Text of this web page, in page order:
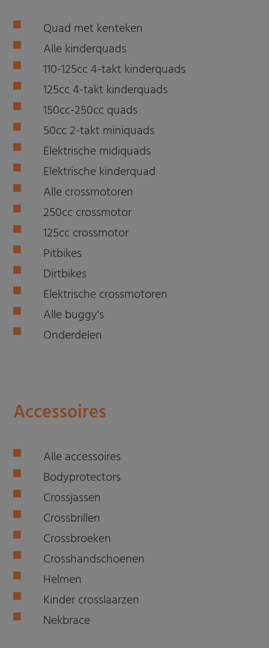
Quad met kenteken
Alle kinderquads
110-125cc 4-takt kinderquads
125cc 4-takt kinderquads
150cc-250cc quads
50cc 2-takt miniquads
Elektrische midiquads
Elektrische kinderquad
Alle crossmotoren
250cc crossmotor
125cc crossmotor
Pitbikes
Dirtbikes
Elektrische crossmotoren
Alle buggy's
Onderdelen
Accessoires
Alle accessoires
Bodyprotectors
Crossjassen
Crossbrillen
Crossbroeken
Crosshandschoenen
Helmen
Kinder crosslaarzen
Nekbrace